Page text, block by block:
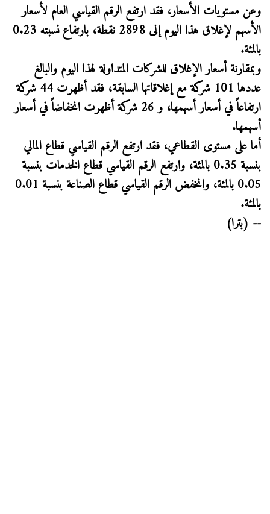
وعن مستويات الأسعار، فقد ارتفع الرقم القياسي العام لأسعار
الأسهم لإغلاق هذا اليوم إلى 2898 نقطة، بارتفاع نسبته 0.23
بالمئة.
وبمقارنة أسعار الإغلاق للشركات المتداولة لهذا اليوم والبالغ
عددها 101 شركة مع إغلاقاتها السابقة، فقد أظهرت 44 شركة
ارتفاعاً في أسعار أسهمها، و 26 شركة أظهرت انخفاضاً في أسعار
أسهمها.
أما على مستوى القطاعي، فقد ارتفع الرقم القياسي قطاع المالي
بنسبة 0.35 بالمئة، وارتفع الرقم القياسي قطاع الخدمات بنسبة
0.05 بالمئة، وانخفض الرقم القياسي قطاع الصناعة بنسبة 0.01
بالمئة.
-- (بترا)